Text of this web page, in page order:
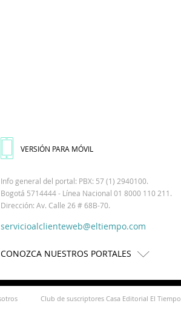
VERSIÓN PARA MÓVIL
Info general del portal: PBX: 57 (1) 2940100.
Bogotá 5714444 - Línea Nacional 01 8000 110 211.
Dirección: Av. Calle 26 # 68B-70.
servicioalclienteweb@eltiempo.com
CONOZCA NUESTROS PORTALES
Club de suscriptores Casa Editorial El Tiempo